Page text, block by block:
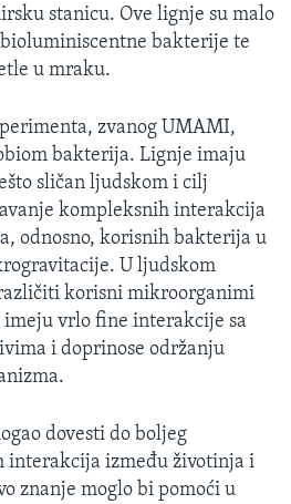
stanicu. Ove lignje su malo
bakterije te
u mraku.
zvanog UMAMI,
bakterija. Lignje imaju
sličan ljudskom i cilj
kompleksnih interakcija
odnosno, korisnih bakterija u
U ljudskom
korisni mikroorganimi
vrlo fine interakcije sa
i doprinose održanju
dovesti do boljeg
interakcija između životinja i
znanje moglo bi pomoći u